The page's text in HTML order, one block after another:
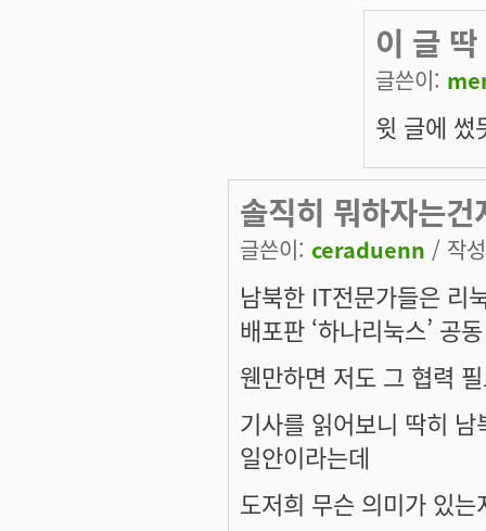
이 글
글쓴이:
윗 글에 썼
솔직히 뭐하자는
글쓴이: ceraduenn / 작
남북한 IT전문가들은 리
배포판 ‘하나리눅스’ 공
웬만하면 저도 그 협력
기사를 읽어보니 딱히
일안이라는데
도저희 무슨 의미가 있